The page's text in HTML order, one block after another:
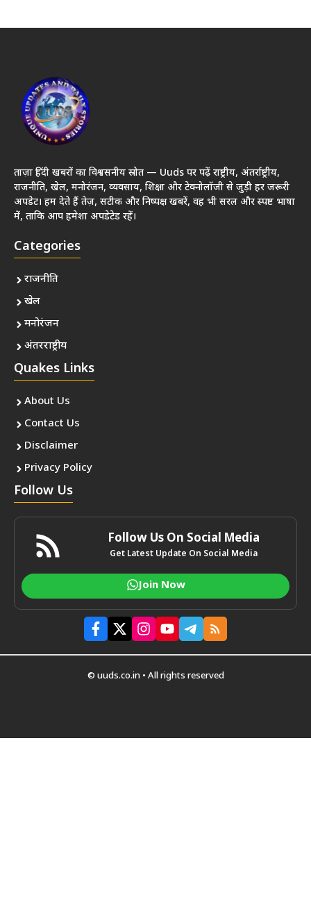
ताज़ा हिंदी खबरों का विश्वसनीय स्रोत — Uuds पर पढ़ें राष्ट्रीय, अंतर्राष्ट्रीय,
राजनीति, खेल, मनोरंजन, व्यवसाय, शिक्षा और टेक्नोलॉजी से जुड़ी हर जरूरी
अपडेट। हम देते हैं तेज़, सटीक और निष्पक्ष खबरें, वह भी सरल और स्पष्ट भाषा
में, ताकि आप हमेशा अपडेटेड रहें।
Categories
राजनीति
खेल
मनोरंजन
अंतरराष्ट्रीय
Quakes Links
About Us
Contact Us
Disclaimer
Privacy Policy
Follow Us
Follow Us On Social Media
Get Latest Update On Social Media
Join Now
© uuds.co.in • All rights reserved